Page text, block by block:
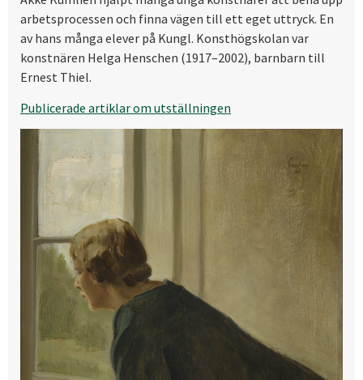
arbetsprocessen och finna vägen till ett eget uttryck. En
av hans många elever på Kungl. Konsthögskolan var
konstnären Helga Henschen (1917–2002), barnbarn till
Ernest Thiel.
Publicerade artiklar om utställningen